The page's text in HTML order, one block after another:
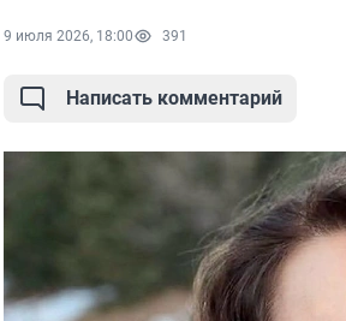
9 июля 2026, 18:00 391
Написать комментарий